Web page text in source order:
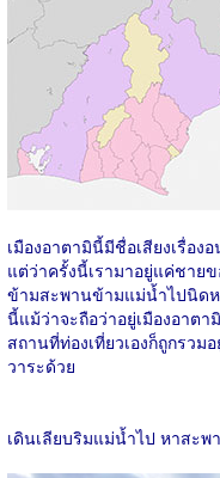
เมืองอาตามินี้มีชื่อเสียงเรื่อง
แต่ว่าครั้งนี้เรามาอยู่แค่ชาย
ข้ามสะพานข้ามแม่น้ำไปนิดห
นี้แม้ว่าจะถือว่าอยู่เมืองอาตา
สถานที่ท่องเที่ยวเองก็ถูกรวม
วาระด้วย
เดินเลียบริมแม่น้ำไป หาสะ